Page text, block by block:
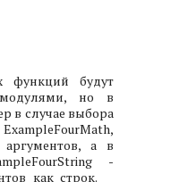
будут
модулями, но в
в случае выбора
а в
-
как строк.